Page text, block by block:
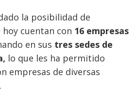
la posibilidad de
cuentan con 16 empresas
en sus tres sedes de
lo que les ha permitido
empresas de diversas